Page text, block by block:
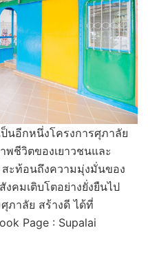
นอีกหนึ่งโครงการศุภาลัย
ชีวิตของเยาวชนและ
ะท้อนถึงความมุ่งมั่นของ
คมเติบโตอย่างยั่งยืนไป
ภาลัย สร้างดี ได้ที่
Page : Supalai